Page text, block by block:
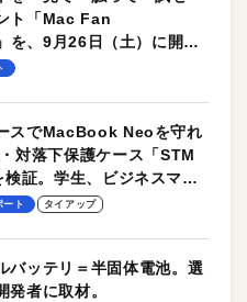
ト「Mac Fan
を、9月26日（土）に開催
スでMacBook Neoを守れ
対落下保護ケース「STM
証。学生、ビジネスマン
スに最適！
ート タイアップ
バッテリ＝半固体電池。選
発者に取材。